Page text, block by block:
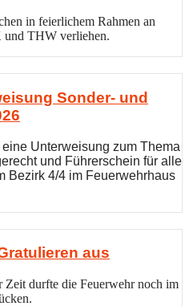
in feierlichem Rahmen an
und THW verliehen.
Sonder- und
Unterweisung zum Thema
und Führerschein für alle
Bezirk 4/4 im Feuerwehrhaus
aus
durfte die Feuerwehr noch im